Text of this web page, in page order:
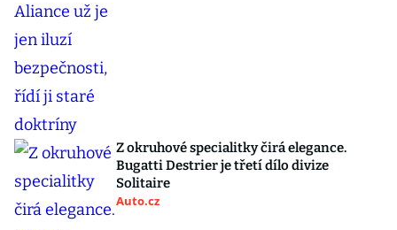
Z okruhové specialitky čirá elegance.
Bugatti Destrier je třetí dílo divize
Solitaire
Auto.cz